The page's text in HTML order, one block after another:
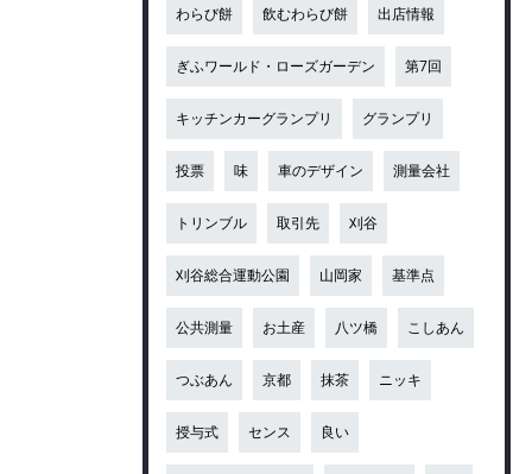
わらび餅 飲むわらび餅 出店情報
ぎふワールド・ローズガーデン 第7回
キッチンカーグランプリ グランプリ
投票 味 車のデザイン 測量会社
トリンブル 取引先 刈谷
刈谷総合運動公園 山岡家 基準点
公共測量 お土産 八ツ橋 こしあん
つぶあん 京都 抹茶 ニッキ
授与式 センス 良い